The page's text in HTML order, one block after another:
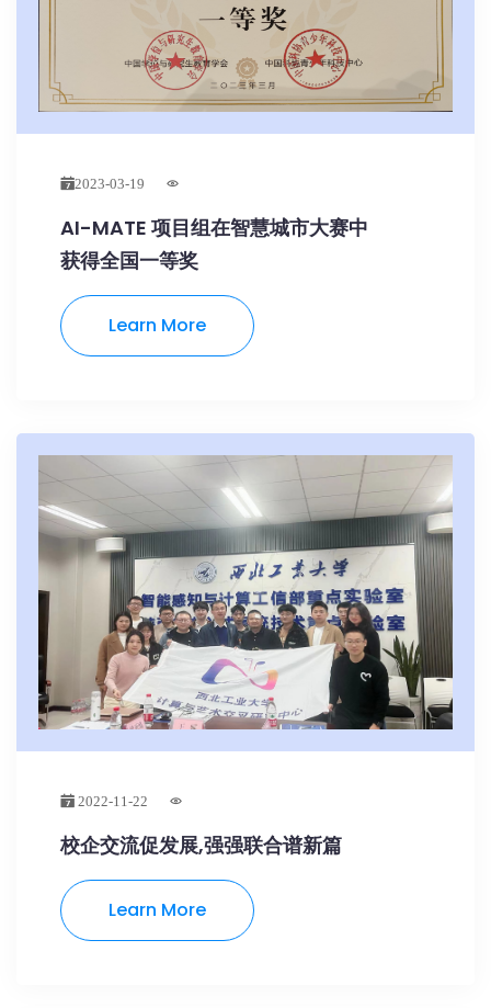
2023-03-19
AI-MATE 项目组在智慧城市大赛中
获得全国一等奖
2022-11-22
校企交流促发展,强强联合谱新篇